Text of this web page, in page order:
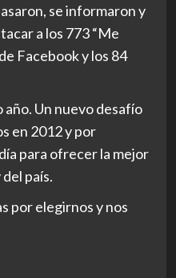
se informaron y
a los 773 “Me
Facebook y los 84
año. Un nuevo desafío
en 2012 y por
para ofrecer la mejor
país.
por elegirnos y nos